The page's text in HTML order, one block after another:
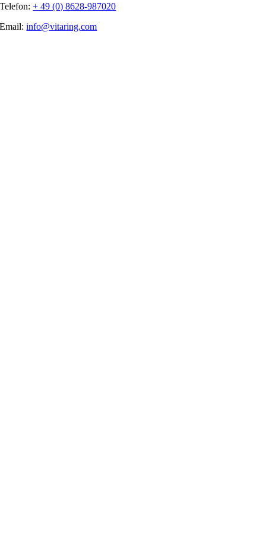
Telefon:+ 49 (0) 8628-987020
Email:info@vitaring.com